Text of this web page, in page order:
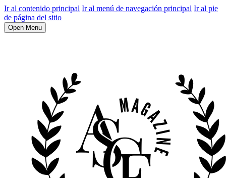
Ir al contenido principal Ir al menú de navegación principal Ir al pie
de página del sitio
Open Menu